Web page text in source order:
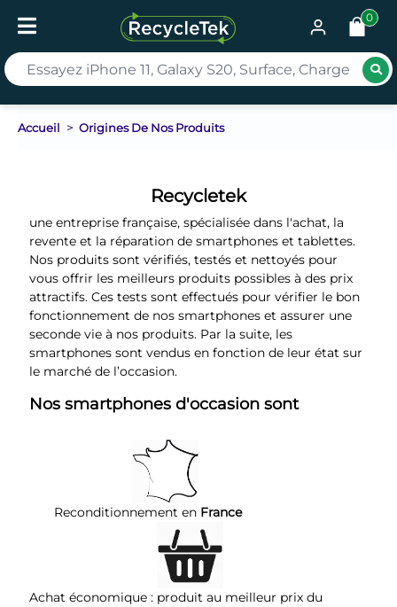
0
Accueil Origines De Nos Produits
Recycletek
une entreprise française, spécialisée dans l'achat, la
revente et la réparation de smartphones et tablettes.
Nos produits sont vérifiés, testés et nettoyés pour
vous offrir les meilleurs produits possibles à des prix
attractifs. Ces tests sont effectués pour vérifier le bon
fonctionnement de nos smartphones et assurer une
seconde vie à nos produits. Par la suite, les
smartphones sont vendus en fonction de leur état sur
le marché de l’occasion.
Nos smartphones d'occasion sont
Reconditionnement en France
Achat économique : produit au meilleur prix du